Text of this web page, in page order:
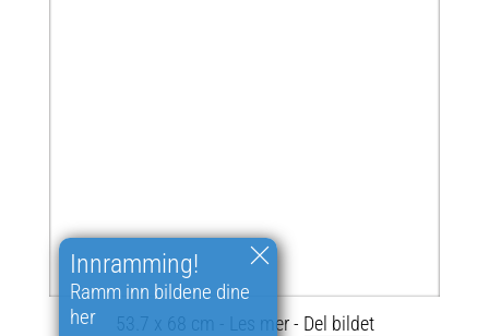
53.7 x 68 cm - Les mer- Del bildet
Innramming!
Ramm inn bildene dine
her